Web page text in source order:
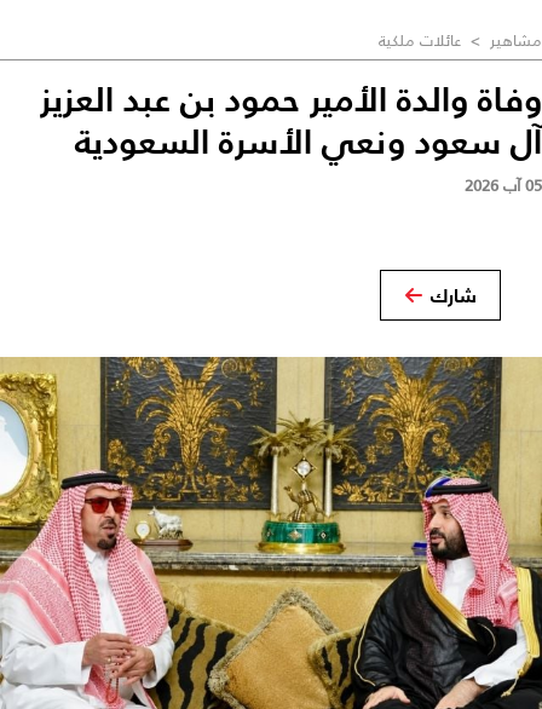
مشاهير > عائلات ملكية
وفاة والدة الأمير حمود بن عبد العزيز
آل سعود ونعي الأسرة السعودية
05 آب 2026
شارك